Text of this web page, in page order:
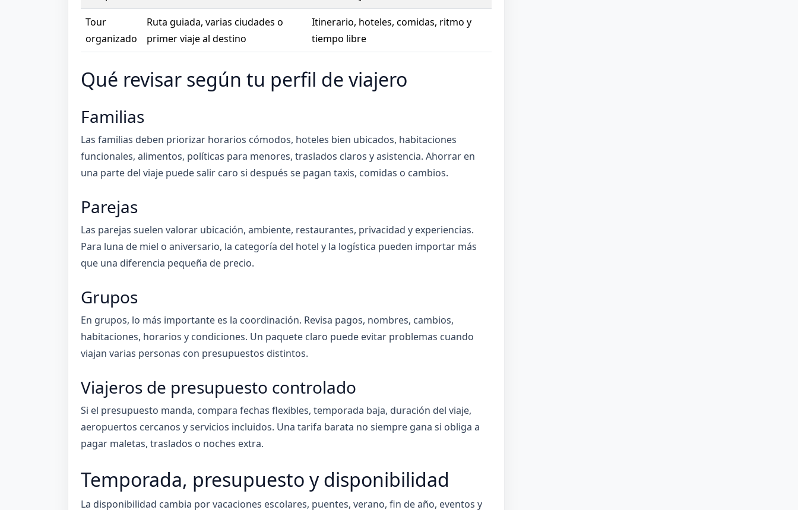
Tour
organizado
Ruta guiada, varias ciudades o
primer viaje al destino
Itinerario, hoteles, comidas, ritmo y
tiempo libre
Qué revisar según tu perfil de viajero
Familias
Las familias deben priorizar horarios cómodos, hoteles bien ubicados, habitaciones
funcionales, alimentos, políticas para menores, traslados claros y asistencia. Ahorrar en
una parte del viaje puede salir caro si después se pagan taxis, comidas o cambios.
Parejas
Las parejas suelen valorar ubicación, ambiente, restaurantes, privacidad y experiencias.
Para luna de miel o aniversario, la categoría del hotel y la logística pueden importar más
que una diferencia pequeña de precio.
Grupos
En grupos, lo más importante es la coordinación. Revisa pagos, nombres, cambios,
habitaciones, horarios y condiciones. Un paquete claro puede evitar problemas cuando
viajan varias personas con presupuestos distintos.
Viajeros de presupuesto controlado
Si el presupuesto manda, compara fechas flexibles, temporada baja, duración del viaje,
aeropuertos cercanos y servicios incluidos. Una tarifa barata no siempre gana si obliga a
pagar maletas, traslados o noches extra.
Temporada, presupuesto y disponibilidad
La disponibilidad cambia por vacaciones escolares, puentes, verano, fin de año, eventos y